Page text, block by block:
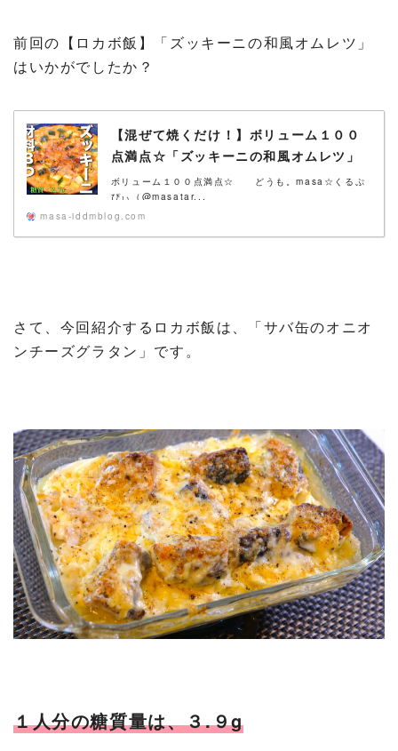
前回の【ロカボ飯】「ズッキーニの和風オムレツ」
はいかがでしたか？
【混ぜて焼くだけ！】ボリューム１００
点満点☆「ズッキーニの和風オムレツ」
の作り方【糖質オフおつまみ】
ボリューム１００点満点☆ どうも。masa☆くるぷ
ぴぃ（@masatar...
masa-iddmblog.com
さて、今回紹介するロカボ飯は、「サバ缶のオニオ
ンチーズグラタン」です。
１人分の糖質量は、３.９g